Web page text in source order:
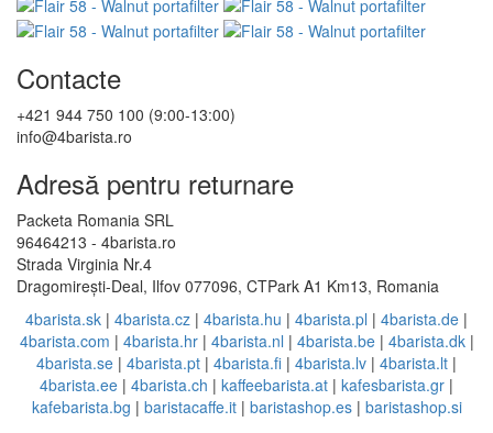
Contacte
+421 944 750 100 (9:00-13:00)
info@4barista.ro
Adresă pentru returnare
Packeta Romania SRL
96464213 - 4barista.ro
Strada Virginia Nr.4
Dragomirești-Deal, Ilfov 077096, CTPark A1 Km13, Romania
4barista.sk | 4barista.cz | 4barista.hu | 4barista.pl | 4barista.de |
4barista.com | 4barista.hr| 4barista.nl | 4barista.be| 4barista.dk|
4barista.se | 4barista.pt | 4barista.fi | 4barista.lv | 4barista.lt |
4barista.ee | 4barista.ch | kaffeebarista.at | kafesbarista.gr |
kafebarista.bg | baristacaffe.it| baristashop.es| baristashop.si